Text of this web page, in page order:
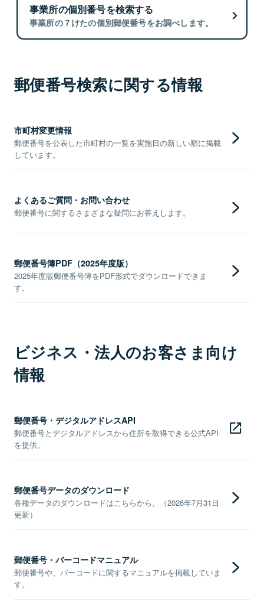
事業所の個別番号を検索する
事業所の７けたの個別郵便番号をお調べします。
郵便番号検索に関する情報
市町村変更情報
郵便番号を公表した市町村の一覧を実施日の新しい順に掲載
しています。
よくあるご質問・お問い合わせ
郵便番号に関するさまざまな疑問にお答えします。
郵便番号簿PDF（2025年度版）
2025年度版郵便番号簿をPDF形式でダウンロードできま
す。
ビジネス・法人のお客さま向け
情報
郵便番号・デジタルアドレスAPI
郵便番号とデジタルアドレスから住所を取得できる公式API
を提供。
郵便番号データのダウンロード
各種データのダウンロードはこちらから。（2026年7月31日
更新）
郵便番号・バーコードマニュアル
郵便番号や、バーコードに関するマニュアルを掲載していま
す。